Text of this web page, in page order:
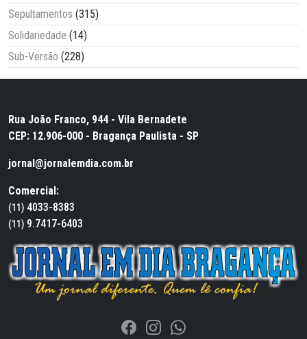
Sepultamentos (315)
Solidariedade (14)
Sub-Versão (228)
Rua João Franco, 944 - Vila Bernadete
CEP: 12.906-000 - Bragança Paulista - SP
jornal@jornalemdia.com.br
Comercial:
(11) 4033-8383
(11) 9.7417-6403